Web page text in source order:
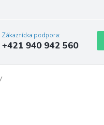
Zákaznícka podpora:
+421 940 942 560